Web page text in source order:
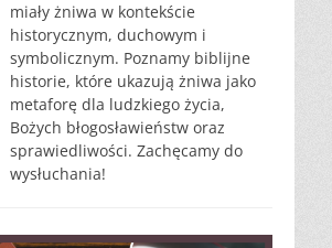
miały żniwa w kontekście
historycznym, duchowym i
symbolicznym. Poznamy biblijne
historie, które ukazują żniwa jako
metaforę dla ludzkiego życia,
Bożych błogosławieństw oraz
sprawiedliwości. Zachęcamy do
wysłuchania!